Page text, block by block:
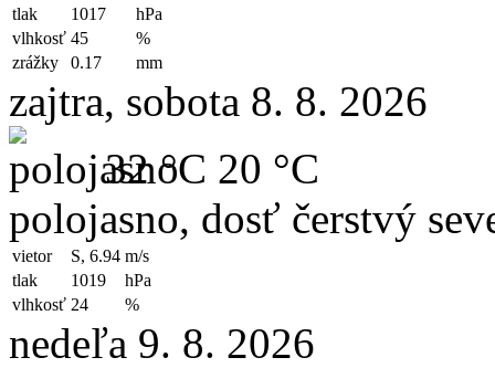
tlak
1017
hPa
vlhkosť 45
%
zrážky
0.17 mm
zajtra, sobota 8. 8. 2026
32 °C 20 °C
polojasno, dosť čerstvý
vietor S, 6.94 m/s
tlak
1019
hPa
vlhkosť 24 %
nedeľa 9. 8. 2026